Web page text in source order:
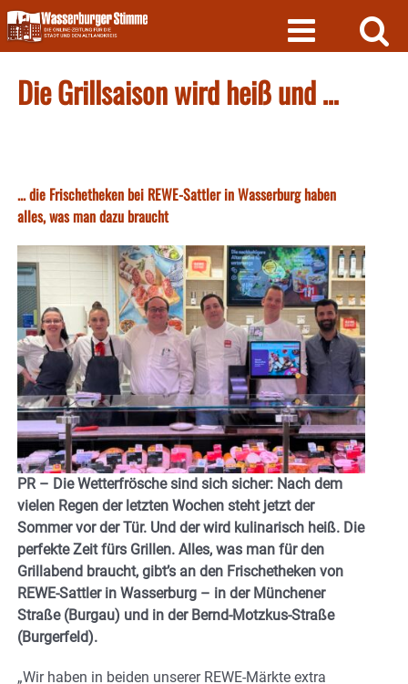
Skip
to
content
Die Grillsaison wird heiß und …
... die Frischetheken bei REWE-Sattler in Wasserburg haben
alles, was man dazu braucht
PR – Die Wetterfrösche sind sich sicher: Nach dem
vielen Regen der letzten Wochen steht jetzt der
Sommer vor der Tür. Und der wird kulinarisch heiß. Die
perfekte Zeit fürs Grillen. Alles, was man für den
Grillabend braucht, gibt’s an den Frischetheken von
REWE-Sattler in Wasserburg – in der Münchener
Straße (Burgau) und in der Bernd-Motzkus-Straße
(Burgerfeld).
„Wir haben in beiden unserer REWE-Märkte extra